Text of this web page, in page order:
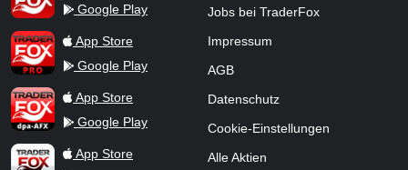
Google Play
TraderFox ProApp Store
Google Play
TraderFox dpa-AFX ProFeed
App Store
Google Play
TraderFox Live Trading
App Store
Jobs bei TraderFox
Impressum
AGB
Datenschutz
Cookie-Einstellungen
Alle Aktien